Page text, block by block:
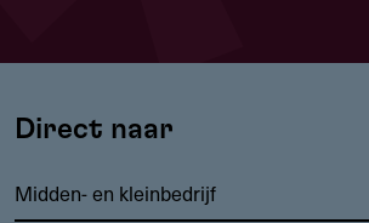
Direct naar
Midden- en kleinbedrijf